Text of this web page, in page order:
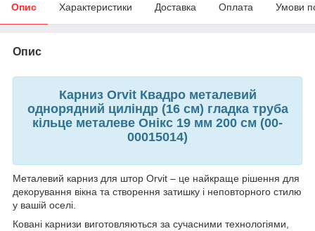
Опис Характеристики Доставка Оплата Умови
Опис
Карниз Orvit Квадро металевий
однорядний циліндр (16 см) гладка труба
кільце металеве Онікс 19 мм 200 см (00-
00015014)
Металевий карниз для штор Orvit – це найкраще рішення для
декорування вікна та створення затишку і неповторного стилю
у вашій оселі.
Ковані карнизи виготовляються за сучасними технологіями,